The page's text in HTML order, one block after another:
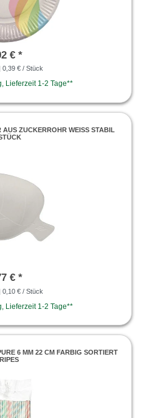
€ *
| 0,39 € / Stück
Lieferzeit 1-2 Tage**
ZUCKERROHR WEISS STABIL
€ *
| 0,10 € / Stück
Lieferzeit 1-2 Tage**
6 MM 22 CM FARBIG SORTIERT